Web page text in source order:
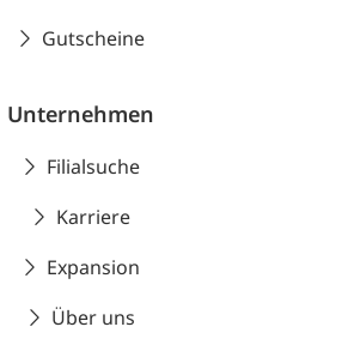
Gutscheine
Unternehmen
Filialsuche
Karriere
Expansion
Über uns